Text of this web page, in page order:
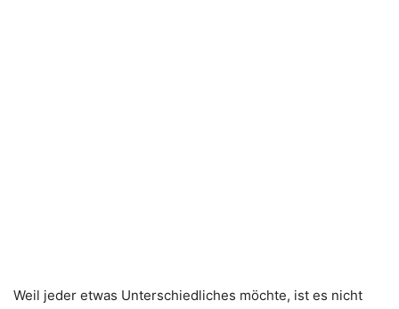
Weil jeder etwas Unterschiedliches möchte, ist es nicht